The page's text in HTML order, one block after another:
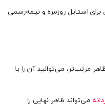
استایل روزمره و نیمه‌رسمی
مرتب‌تر، می‌توانید آن را با
می‌تواند ظاهر نهایی را